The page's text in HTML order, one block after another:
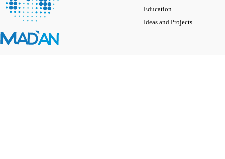
Education
Ideas and Projects